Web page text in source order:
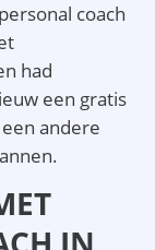
coach
had
een gratis
andere